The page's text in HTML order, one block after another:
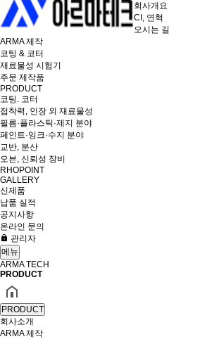
회사개요
CI, 연혁
오시는 길
ARMA 제작
코팅 & 코터
재료물성 시험기
주문 제작품
PRODUCT
코팅. 코터
접착력, 인장 외 재료물성
필름·플라스틱·제지 분야
페인트·잉크·수지 분야
교반, 분산
오븐, 신뢰성 장비
RHOPOINT
GALLERY
신제품
납품 실적
공지사항
온라인 문의
관리자
메뉴
ARMA TECH
PRODUCT
PRODUCT
회사소개
ARMA 제작